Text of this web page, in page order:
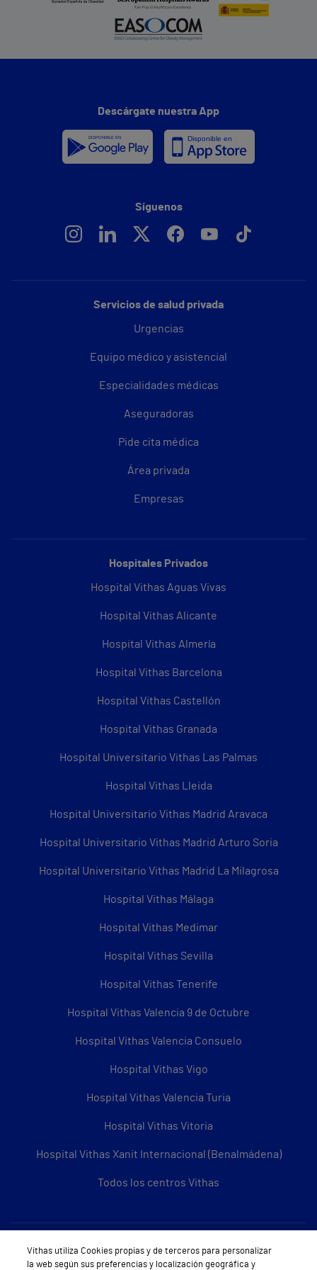
Servicios de salud privada
Urgencias
Equipo médico y asistencial
Especialidades médicas
Aseguradoras
Pide cita médica
Área privada
Empresas
Hospitales Privados
Hospital Vithas Aguas Vivas
Hospital Vithas Alicante
Hospital Vithas Almería
Hospital Vithas Barcelona
Hospital Vithas Castellón
Hospital Vithas Granada
Hospital Universitario Vithas Las Palmas
Hospital Vithas Lleida
Hospital Universitario Vithas Madrid Aravaca
Hospital Universitario Vithas Madrid Arturo Soria
Hospital Universitario Vithas Madrid La Milagrosa
Hospital Vithas Málaga
Hospital Vithas Medimar
Hospital Vithas Sevilla
Hospital Vithas Tenerife
Hospital Vithas Valencia 9 de Octubre
Hospital Vithas Valencia Consuelo
Hospital Vithas Vigo
Hospital Vithas Valencia Turia
Hospital Vithas Vitoria
Hospital Vithas Xanit Internacional (Benalmádena)
Todos los centros Vithas
Sobre Vithas
Descárgate nuestra App
Síguenos
Vithas utiliza Cookies propias y de terceros para personalizar
la web según sus preferencias y localización geográfica y